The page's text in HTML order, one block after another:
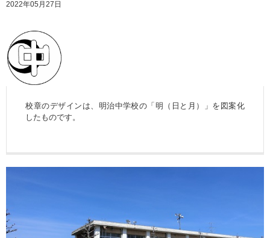
2022年05月27日
校章のデザインは、明治中学校の「明（日と月）」を図案化
したものです。